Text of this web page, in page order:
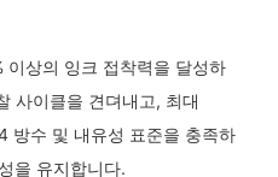
상의 잉크 접착력을 달성하
사이클을 견뎌내고, 최대
방수 및 내유성 표준을 충족하
을 유지합니다.